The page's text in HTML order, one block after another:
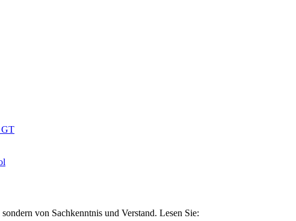
GT
von Sachkenntnis und Verstand. Lesen Sie: